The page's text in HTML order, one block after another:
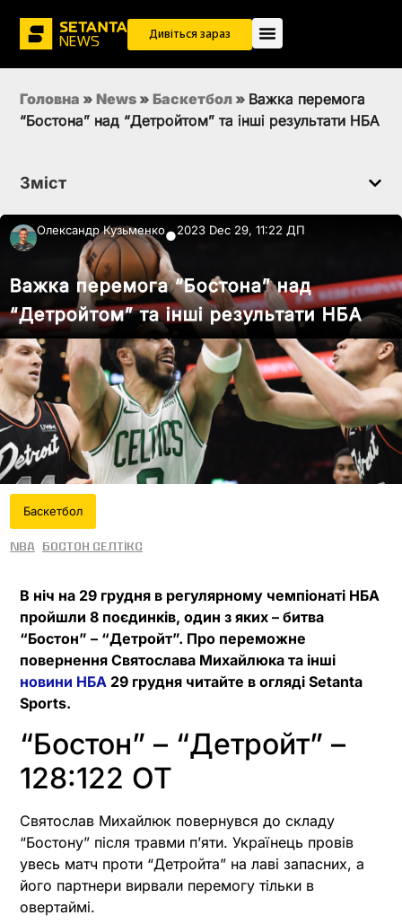
Дивіться зараз
Головна » News » Баскетбол » Важка перемога
“Бостона” над “Детройтом” та інші результати НБА
Зміст
Олександр Кузьменко●2023 Dec 29, 11:22 ДП
Важка перемога “Бостона” над
“Детройтом” та інші результати НБА
Баскетбол
NBA Бостон Селтікс
В ніч на 29 грудня в регулярному чемпіонаті НБА
пройшли 8 поєдинків, один з яких – битва
“Бостон” – “Детройт”. Про переможне
повернення Святослава Михайлюка та інші
новини НБА 29 грудня читайте в огляді Setanta
Sports.
“Бостон” – “Детройт” –
128:122 OT
Святослав Михайлюк повернувся до складу
“Бостону” після травми пʼяти. Українець провів
увесь матч проти “Детройта” на лаві запасних, а
його партнери вирвали перемогу тільки в
овертаймі.